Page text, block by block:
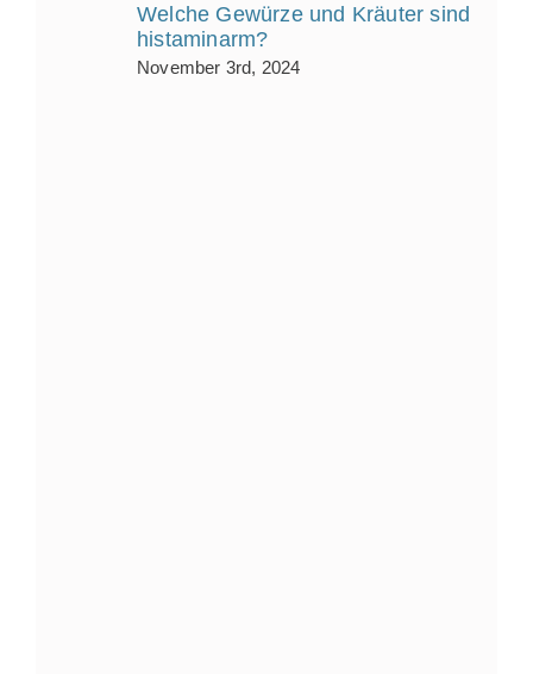
Welche Gewürze und Kräuter sind
histaminarm?
November 3rd, 2024